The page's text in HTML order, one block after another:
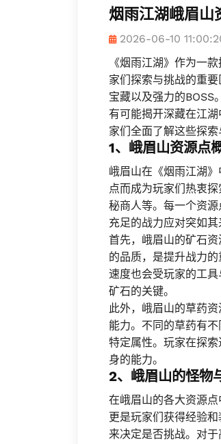
烟雨江湖峨眉山
2026-06-10
《烟雨江湖》作为一
家们探索与挑战的重
宝藏以及强力的BOSS
有可能揭开深藏在江
家们全面了解这些探
1、峨眉山资源点
峨眉山在《烟雨江湖
点而成为玩家们热衷
秘商人等。每一个资
充足的战力应对突如其
首先，峨眉山的矿石
的品质，是提升战力
速度也会受玩家的工
矿石的关键。
此外，峨眉山的草药
能力。不同的草药有
特定属性。玩家在探
身的能力。
2、峨眉山的怪物
在峨眉山的各大资源
更是玩家们获得经验
来决定是否挑战。对